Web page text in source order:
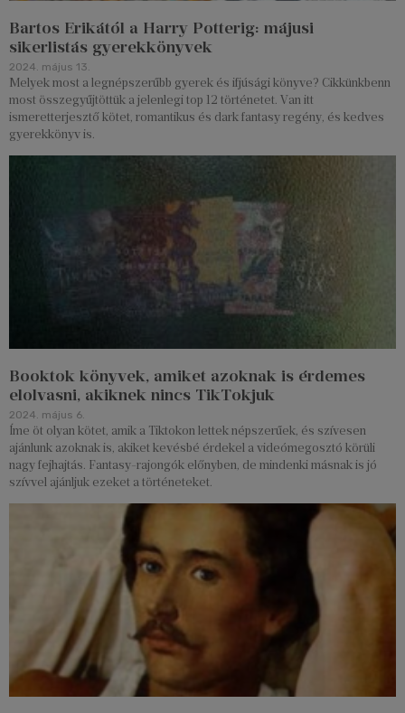
Bartos Erikától a Harry Potterig: májusi
sikerlistás gyerekkönyvek
2024. május 13.
Melyek most a legnépszerűbb gyerek és ifjúsági könyve? Cikkünkbenn
most összegyűjtöttük a jelenlegi top 12 történetet. Van itt
ismeretterjesztő kötet, romantikus és dark fantasy regény, és kedves
gyerekkönyv is.
Booktok könyvek, amiket azoknak is érdemes
elolvasni, akiknek nincs TikTokjuk
2024. május 6.
Íme öt olyan kötet, amik a Tiktokon lettek népszerűek, és szívesen
ajánlunk azoknak is, akiket kevésbé érdekel a videómegosztó körüli
nagy fejhajtás. Fantasy-rajongók előnyben, de mindenki másnak is jó
szívvel ajánljuk ezeket a történeteket.